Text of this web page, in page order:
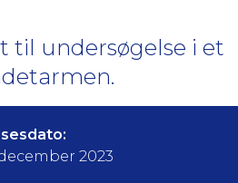
til undersøgelse i et
2023